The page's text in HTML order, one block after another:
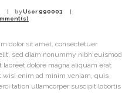
byUser 990003
dolor sit amet, consectetuer
sed diam nonummy nibh euismod
dolore magna aliquam erat
wisi enim ad minim veniam, quis
tation ullamcorper suscipit lobortis